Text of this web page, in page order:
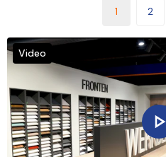
1 2
Video